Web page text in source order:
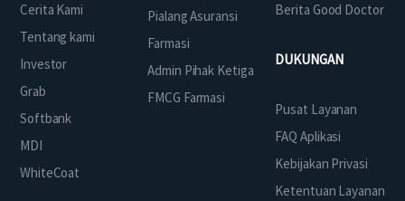
Cerita Kami
Tentang kami
Investor
Grab
Softbank
MDI
WhiteCoat
Pialang Asuransi
Farmasi
Admin Pihak Ketiga
FMCG Farmasi
Berita Good Doctor
DUKUNGAN
Pusat Layanan
FAQ Aplikasi
Kebijakan Privasi
Ketentuan Layanan